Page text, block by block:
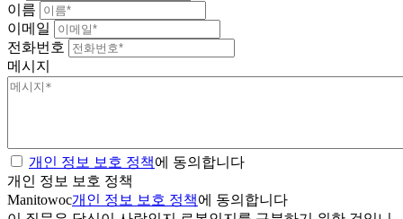
이름
이메일
전화번호
메시지
개인 정보 보호 정책에 동의합니다
개인 정보 보호 정책
Manitowoc개인 정보 보호 정책에 동의합니다